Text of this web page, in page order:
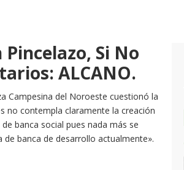
Si No
ALCANO.
Campesina del Noroeste cuestionó la
no contempla claramente la creación
banca social pues nada más se
banca de desarrollo actualmente».